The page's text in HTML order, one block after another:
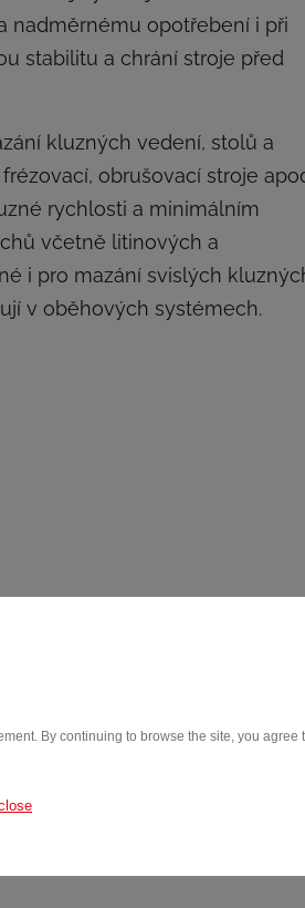
By continuing to browse the site, you agree
nadměrnému opotřebení i při
stabilitu a chrání stroje před
kluzných vedení, stolů a
obrušovací stroje
rychlosti a minimálním
včetně litinových a
i pro mazání svislých
v oběhových systémech.